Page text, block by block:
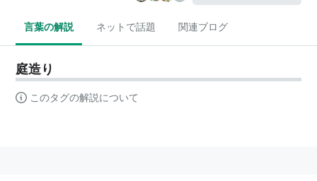
言葉の解説 ネットで話題 関連ブログ
庭造り
このタグの解説について